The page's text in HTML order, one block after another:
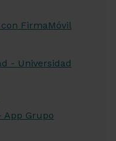
FirmaMóvil
- Universidad
App Grupo